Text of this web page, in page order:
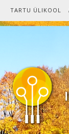
Skip to content
TARTU ÜLIKOOL